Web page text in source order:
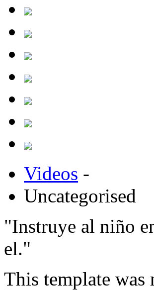
Videos -
Uncategorised
"Instruye al niño
el."
This template was